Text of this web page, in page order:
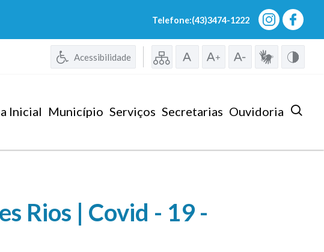
Telefone:(43)3474-1222
Acessibilidade
Inicial Município Serviços Secretarias Ouvidoria
Rios | Covid - 19 -